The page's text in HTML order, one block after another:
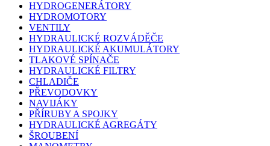
HYDROGENERÁTORY
HYDROMOTORY
VENTILY
HYDRAULICKÉ ROZVÁDĚČE
HYDRAULICKÉ AKUMULÁTORY
TLAKOVÉ SPÍNAČE
HYDRAULICKÉ FILTRY
CHLADIČE
PŘEVODOVKY
NAVIJÁKY
PŘÍRUBY A SPOJKY
HYDRAULICKÉ AGREGÁTY
ŠROUBENÍ